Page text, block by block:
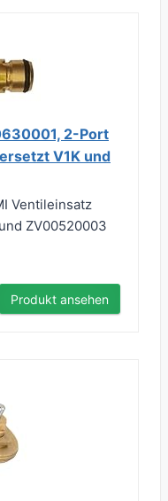
2-Port
V1K und
Ventileinsatz
ZV00520003
Produkt ansehen